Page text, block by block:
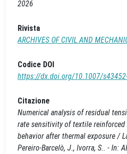
2026
Rivista
ARCHIVES OF CIVIL AND
Codice DOI
https://dx.doi.org/10.1007/
Citazione
Numerical analysis of residual
rate sensitivity of textile
behavior after thermal exposure /
Pereiro-Barcelò, J., Ivorra, S.. - In: